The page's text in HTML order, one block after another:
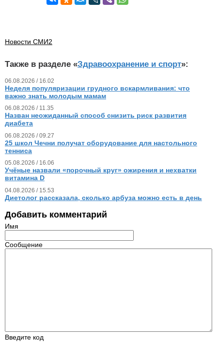
Новости СМИ2
Также в разделе «Здравоохранение и спорт»:
06.08.2026 / 16.02
Неделя популяризации грудного вскармливания: что
важно знать молодым мамам
06.08.2026 / 11.35
Назван неожиданный способ снизить риск развития
диабета
06.08.2026 / 09.27
25 школ Чечни получат оборудование для настольного
тенниса
05.08.2026 / 16.06
Учёные назвали «порочный круг» ожирения и нехватки
витамина D
04.08.2026 / 15.53
Диетолог рассказала, сколько арбуза можно есть в день
Добавить комментарий
Имя
Сообщение
Введите код